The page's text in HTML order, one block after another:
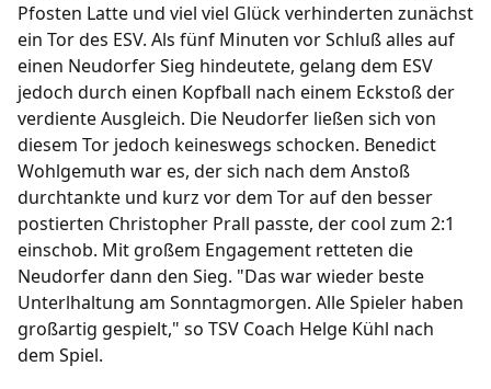
Pfosten Latte und viel viel Glück verhinderten zunächst
ein Tor des ESV. Als fünf Minuten vor Schluß alles auf
einen Neudorfer Sieg hindeutete, gelang dem ESV
jedoch durch einen Kopfball nach einem Eckstoß der
verdiente Ausgleich. Die Neudorfer ließen sich von
diesem Tor jedoch keineswegs schocken. Benedict
Wohlgemuth war es, der sich nach dem Anstoß
durchtankte und kurz vor dem Tor auf den besser
postierten Christopher Prall passte, der cool zum 2:1
einschob. Mit großem Engagement retteten die
Neudorfer dann den Sieg. "Das war wieder beste
Unterlhaltung am Sonntagmorgen. Alle Spieler haben
großartig gespielt," so TSV Coach Helge Kühl nach
dem Spiel.